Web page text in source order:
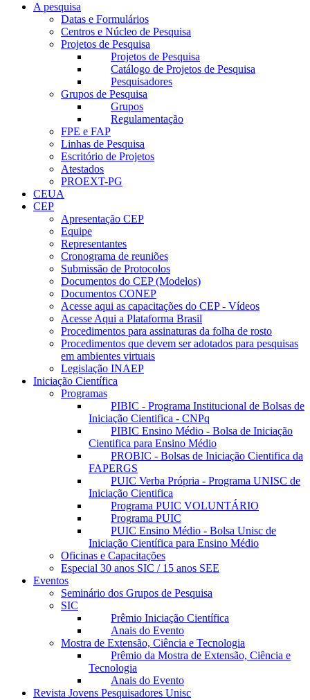
A pesquisa
Datas e Formulários
Centros e Núcleo de Pesquisa
Projetos de Pesquisa
Projetos de Pesquisa
Catálogo de Projetos de Pesquisa
Pesquisadores
Grupos de Pesquisa
Grupos
Regulamentação
FPE e FAP
Linhas de Pesquisa
Escritório de Projetos
Atestados
PROEXT-PG
CEUA
CEP
Apresentação CEP
Equipe
Representantes
Cronograma de reuniões
Submissão de Protocolos
Documentos do CEP (Modelos)
Documentos CONEP
Acesse aqui as capacitações do CEP - Vídeos
Acesse Aqui a Plataforma Brasil
Procedimentos para assinaturas da folha de rosto
Procedimentos que devem ser adotados para pesquisas
em ambientes virtuais
Legislação INAEP
Iniciação Científica
Programas
PIBIC - Programa Institucional de Bolsas de
Iniciação Cientifica - CNPq
PIBIC Ensino Médio - Bolsa de Iniciação
Cientifica para Ensino Médio
PROBIC - Bolsas de Iniciação Cientifica da
FAPERGS
PUIC Verba Própria - Programa UNISC de
Iniciação Cientifica
Programa PUIC VOLUNTÁRIO
Programa PUIC
PUIC Ensino Médio - Bolsa Unisc de
Iniciação Científica para Ensino Médio
Oficinas e Capacitações
Especial 30 anos SIC / 15 anos SEE
Eventos
Seminário dos Grupos de Pesquisa
SIC
Prêmio Iniciação Científica
Anais do Evento
Mostra de Extensão, Ciência e Tecnologia
Prêmio da Mostra de Extensão, Ciência e
Tecnologia
Anais do Evento
Revista Jovens Pesquisadores Unisc